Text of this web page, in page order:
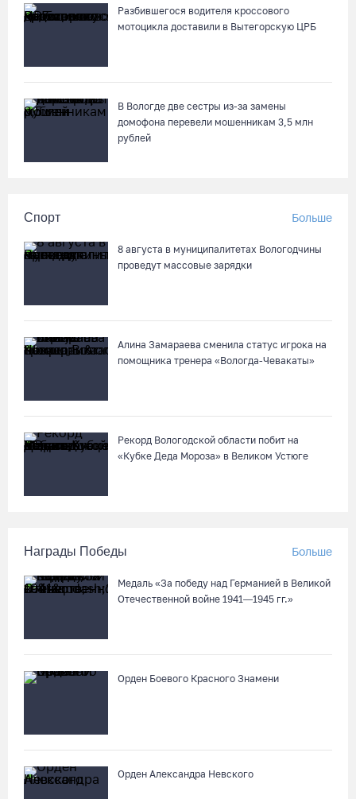
Разбившегося водителя кроссового
мотоцикла доставили в Вытегорскую ЦРБ
В Вологде две сестры из-за замены
домофона перевели мошенникам 3,5 млн
рублей
Спорт Больше
8 августа в муниципалитетах Вологодчины
проведут массовые зарядки
Алина Замараева сменила статус игрока на
помощника тренера «Вологда-Чевакаты»
Рекорд Вологодской области побит на
«Кубке Деда Мороза» в Великом Устюге
Награды Победы Больше
Медаль «За победу над Германией в Великой
Отечественной войне 1941—1945 гг.»
Орден Боевого Красного Знамени
Орден Александра Невского